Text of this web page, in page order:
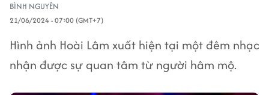
BÌNH NGUYÊN
21/06/2024 - 07:00 (GMT+7)
Hình ảnh Hoài Lâm xuất hiện tại một đêm nhạc
nhận được sự quan tâm từ người hâm mộ.